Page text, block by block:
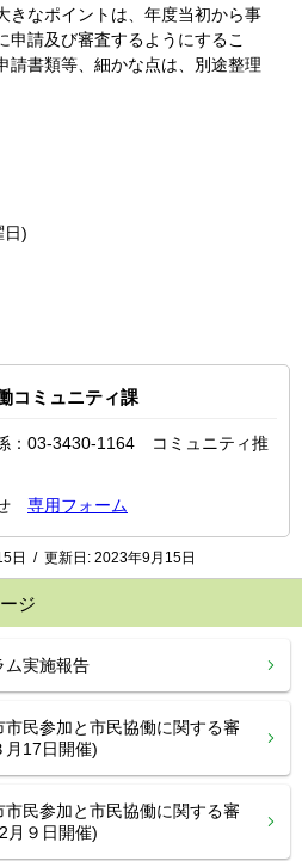
きなポイントは、年度当初から事
申請及び審査するようにするこ
請書類等、細かな点は、別途整理
日)
コミュニティ課
：03-3430-1164 コミュニティ推
専用フォーム
日 / 更新日: 2023年9月15日
ジ
ム実施報告
民参加と市民協働に関する審
月17日開催)
民参加と市民協働に関する審
月９日開催)